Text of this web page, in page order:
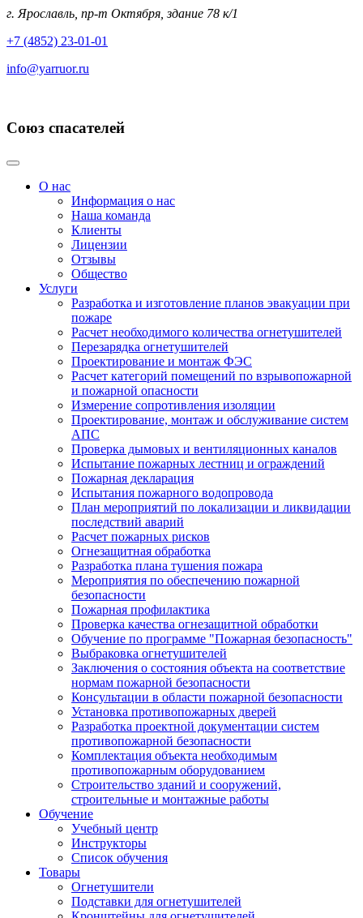
г. Ярославль, пр-т Октября, здание 78 к/1
+7 (4852) 23-01-01
info@yarruor.ru
Союз спасателей
О нас
Информация о нас
Наша команда
Клиенты
Лицензии
Отзывы
Общество
Услуги
Разработка и изготовление планов эвакуации при
пожаре
Расчет необходимого количества огнетушителей
Перезарядка огнетушителей
Проектирование и монтаж ФЭС
Расчет категорий помещений по взрывопожарной
и пожарной опасности
Измерение сопротивления изоляции
Проектирование, монтаж и обслуживание систем
АПС
Проверка дымовых и вентиляционных каналов
Испытание пожарных лестниц и ограждений
Пожарная декларация
Испытания пожарного водопровода
План мероприятий по локализации и ликвидации
последствий аварий
Расчет пожарных рисков
Огнезащитная обработка
Разработка плана тушения пожара
Мероприятия по обеспечению пожарной
безопасности
Пожарная профилактика
Проверка качества огнезащитной обработки
Обучение по программе "Пожарная безопасность"
Выбраковка огнетушителей
Заключения о состояния объекта на соответствие
нормам пожарной безопасности
Консультации в области пожарной безопасности
Установка противопожарных дверей
Разработка проектной документации систем
противопожарной безопасности
Комплектация объекта необходимым
противопожарным оборудованием
Строительство зданий и сооружений,
строительные и монтажные работы
Обучение
Учебный центр
Инструкторы
Список обучения
Товары
Огнетушители
Подставки для огнетушителей